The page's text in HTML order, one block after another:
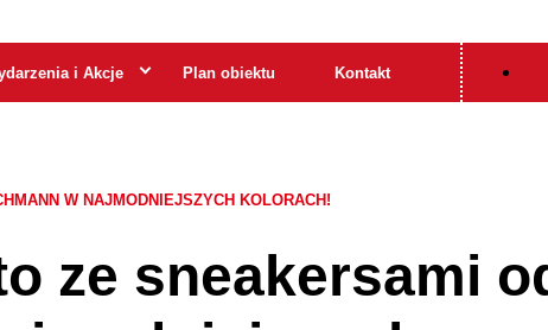
i Akcje Plan obiektu Kontakt
W NAJMODNIEJSZYCH KOLORACH!
ze sneakersami